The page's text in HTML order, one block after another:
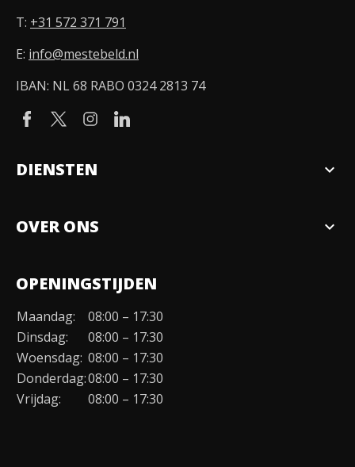
T: +31 572 371 791
E: info@mestebeld.nl
IBAN: NL 68 RABO 0324 2813 74
DIENSTEN expand_more
OVER ONS expand_more
Organisatie
Duurzaamheid
Werken bij
Contact
OPENINGSTIJDEN
Maandag:
08:00 – 17:30
Dinsdag:
08:00 – 17:30
Woensdag: 08:00 – 17:30
Donderdag:08:00 – 17:30
Vrijdag:
08:00 – 17:30